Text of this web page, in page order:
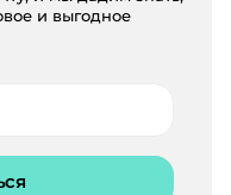
и выгодное